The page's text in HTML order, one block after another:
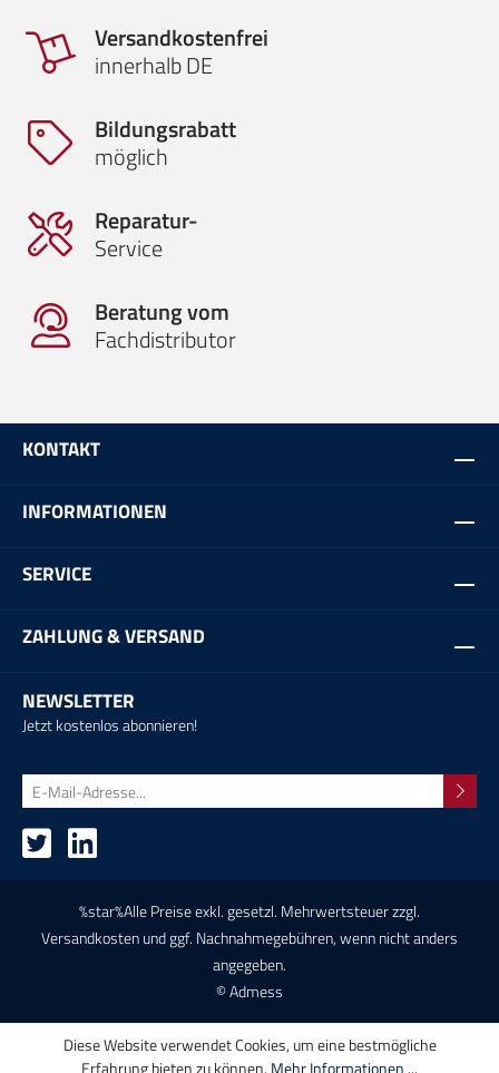
Versandkostenfrei
innerhalb DE
Bildungsrabatt
möglich
Reparatur-
Service
Beratung vom
Fachdistributor
KONTAKT
INFORMATIONEN
SERVICE
ZAHLUNG & VERSAND
NEWSLETTER
Jetzt kostenlos abonnieren!
%star%Alle Preise exkl. gesetzl. Mehrwertsteuer zzgl.
Versandkostenund ggf. Nachnahmegebühren, wenn nicht anders
angegeben.
© Admess
Diese Website verwendet Cookies, um eine bestmögliche
Erfahrung bieten zu können. Mehr Informationen ...